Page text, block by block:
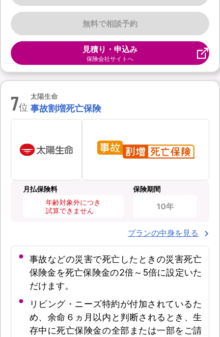
無料で相談予約
見積り・申込み
保険会社サイトへ
7位
太陽生命
事故割増死亡保険
月払保険料
年齢対象外につき
試算できません
保険期間
10年
プランの中身を見る
事故などの災害で死亡したときの災害死亡
保険金を死亡保険金の2倍～5倍に設定いた
だけます。
リビング・ニーズ特約が付加されているた
め、余命６ヵ月以内と判断されるとき、生
存中に死亡保険金の全部または一部をご請